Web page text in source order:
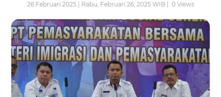
26 Februari 2025 | Rabu, Februari 26, 2025 WIB | 0Views